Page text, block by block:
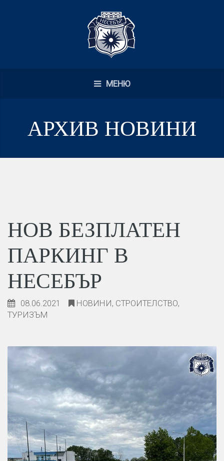
МЕНЮ
АРХИВ НОВИНИ
НОВ БЕЗПЛАТЕН
ПАРКИНГ В
НЕСЕБЪР
08.06.2021 НОВИНИ, СТРОИТЕЛСТВО,
ТУРИЗЪМ